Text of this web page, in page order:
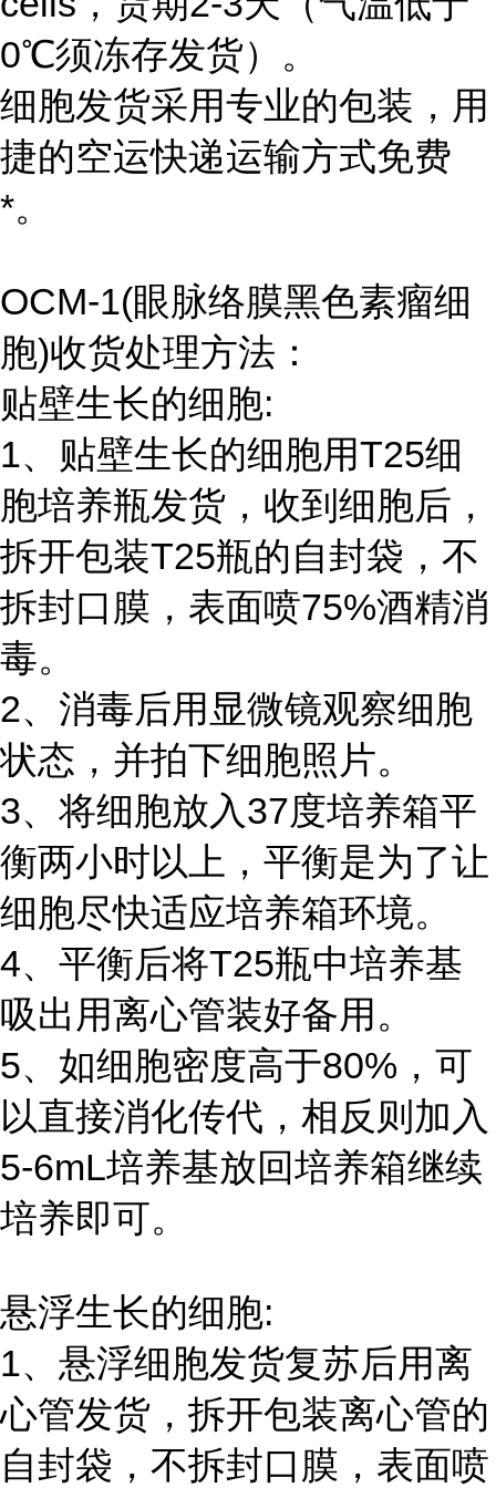
0℃须冻存发货）。
细胞发货采用专业的包装，用
捷的空运快递运输方式免费
*。
OCM-1(眼脉络膜黑色素瘤细
胞)收货处理方法：
贴壁生长的细胞:
1、贴壁生长的细胞用T25细
胞培养瓶发货，收到细胞后，
拆开包装T25瓶的自封袋，不
拆封口膜，表面喷75%酒精消
毒。
2、消毒后用显微镜观察细胞
状态，并拍下细胞照片。
3、将细胞放入37度培养箱平
衡两小时以上，平衡是为了让
细胞尽快适应培养箱环境。
4、平衡后将T25瓶中培养基
吸出用离心管装好备用。
5、如细胞密度高于80%，可
以直接消化传代，相反则加入
5-6mL培养基放回培养箱继续
培养即可。
悬浮生长的细胞:
1、悬浮细胞发货复苏后用离
心管发货，拆开包装离心管的
自封袋，不拆封口膜，表面喷